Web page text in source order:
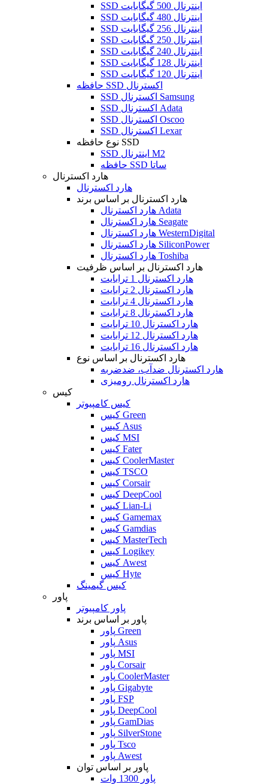
SSD اینترنال 500 گیگابایت
SSD اینترنال 480 گیگابایت
SSD اینترنال 256 گیگابایت
SSD اینترنال 250 گیگابایت
SSD اینترنال 240 گیگابایت
SSD اینترنال 128 گیگابایت
SSD اینترنال 120 گیگابایت
حافظه SSD اکسترنال
SSD اکسترنال Samsung
SSD اکسترنال Adata
SSD اکسترنال Oscoo
SSD اکسترنال Lexar
نوع حافظه SSD
SSD اینترنال M2
حافظه SSD ساتا
هارد اکسترنال
هارد اکسترنال
هارد اکسترنال بر اساس برند
هارد اکسترنال Adata
هارد اکسترنال Seagate
هارد اکسترنال WesternDigital
هارد اکسترنال SiliconPower
هارد اکسترنال Toshiba
هارد اکسترنال بر اساس ظرفیت
هارد اکسترنال 1 ترابایت
هارد اکسترنال 2 ترابایت
هارد اکسترنال 4 ترابایت
هارد اکسترنال 8 ترابایت
هارد اکسترنال 10 ترابایت
هارد اکسترنال 12 ترابایت
هارد اکسترنال 16 ترابایت
هارد اکسترنال بر اساس نوع
هارد اکسترنال ضدآب، ضدضربه
هارد اکسترنال رومیزی
کیس
کیس کامپیوتر
کیس Green
کیس Asus
کیس MSI
کیس Fater
کیس CoolerMaster
کیس TSCO
کیس Corsair
کیس DeepCool
کیس Lian-Li
کیس Gamemax
کیس Gamdias
کیس MasterTech
کیس Logikey
کیس Awest
کیس Hyte
کیس گیمینگ
پاور
پاور کامپیوتر
پاور بر اساس برند
پاور Green
پاور Asus
پاور MSI
پاور Corsair
پاور CoolerMaster
پاور Gigabyte
پاور FSP
پاور DeepCool
پاور GamDias
پاور SilverStone
پاور Tsco
پاور Awest
پاور بر اساس توان
پاور 1300 وات